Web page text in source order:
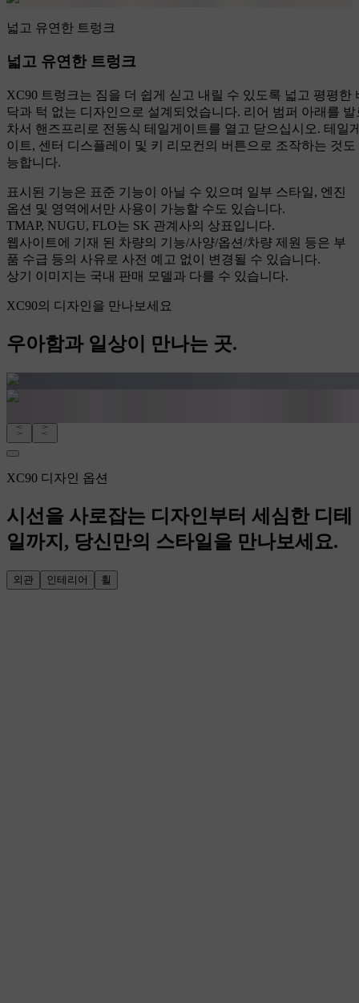
넓고 유연한 트렁크
넓고 유연한 트렁크
XC90 트렁크는 짐을 더 쉽게 싣고 내릴 수 있도록 넓고 평평한
닥과 턱 없는 디자인으로 설계되었습니다. 리어 범퍼 아래를 발
차서 핸즈프리로 전동식 테일게이트를 열고 닫으십시오. 테일
이트, 센터 디스플레이 및 키 리모컨의 버튼으로 조작하는 것도
능합니다.
표시된 기능은 표준 기능이 아닐 수 있으며 일부 스타일, 엔진
옵션 및 영역에서만 사용이 가능할 수도 있습니다.
TMAP, NUGU, FLO는 SK 관계사의 상표입니다.
웹사이트에 기재 된 차량의 기능/사양/옵션/차량 제원 등은 부
품 수급 등의 사유로 사전 예고 없이 변경될 수 있습니다.
상기 이미지는 국내 판매 모델과 다를 수 있습니다.
XC90의 디자인을 만나보세요
우아함과 일상이 만나는 곳.
XC90 디자인 옵션
시선을 사로잡는 디자인부터 세심한 디테
일까지, 당신만의 스타일을 만나보세요.
외관 인테리어 휠